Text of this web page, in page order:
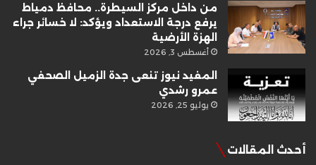
من داخل مركز السيطرة.. محافظ دمياط
يرفع درجة الاستعداد ويؤكد: لا خسائر جراء
الهزة الأرضية
أغسطس 3, 2026
المفيد نيوز تنعى جدة الزميل الصحفي
عمرو رشدي
يوليو 25, 2026
أحدث المقالات